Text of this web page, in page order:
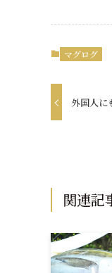
マグログ
外国人に
関連記